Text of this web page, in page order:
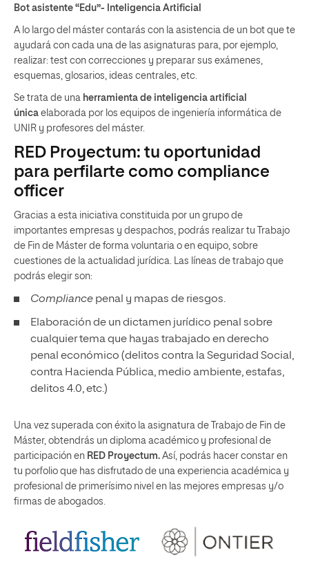
Bot asistente “Edu”- Inteligencia Artificial
A lo largo del máster contarás con la asistencia de un bot que te
ayudará con cada una de las asignaturas para, por ejemplo,
realizar: test con correcciones y preparar sus exámenes,
esquemas, glosarios, ideas centrales, etc.
Se trata de una herramienta de inteligencia artificial
única elaborada por los equipos de ingeniería informática de
UNIR y profesores del máster.
RED Proyectum: tu oportunidad
para perfilarte como compliance
officer
Gracias a esta iniciativa constituida por un grupo de
importantes empresas y despachos, podrás realizar tu Trabajo
de Fin de Máster de forma voluntaria o en equipo, sobre
cuestiones de la actualidad jurídica. Las líneas de trabajo que
podrás elegir son:
Compliance penal y mapas de riesgos.
Elaboración de un dictamen jurídico penal sobre
cualquier tema que hayas trabajado en derecho
penal económico (delitos contra la Seguridad Social,
contra Hacienda Pública, medio ambiente, estafas,
delitos 4.0, etc.)
Una vez superada con éxito la asignatura de Trabajo de Fin de
Máster, obtendrás un diploma académico y profesional de
participación en RED Proyectum. Así, podrás hacer constar en
tu porfolio que has disfrutado de una experiencia académica y
profesional de primerísimo nivel en las mejores empresas y/o
firmas de abogados.